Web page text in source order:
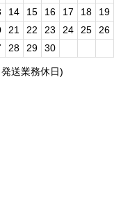
14 15 16 17 18
19
21 22 23 24 25
26
28 29 30
発送業務休日)